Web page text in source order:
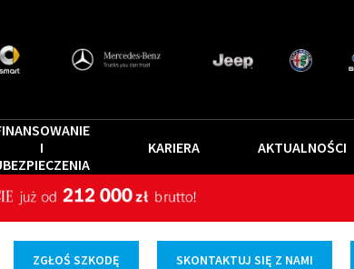
I
KARIERA AKTUALNOŚCI
ZGŁOŚ SZKODĘ SKONTAKTUJ SIĘ Z NAMI